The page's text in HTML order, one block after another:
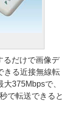
だけで画像デ
きる近接無線転
375Mbpsで、
で転送できると